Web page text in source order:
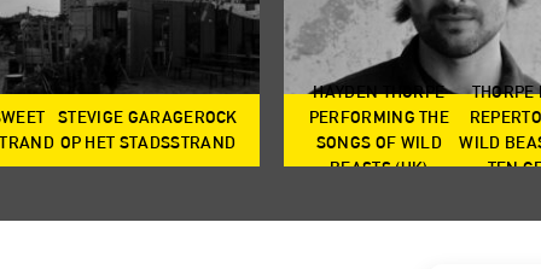
STEVIGE GARAGEROCK
OP HET STADSSTRAND
HAYDEN THORPE
PERFORMING THE
SONGS OF WILD
BEASTS (UK)
THORPE
WILD
TEN